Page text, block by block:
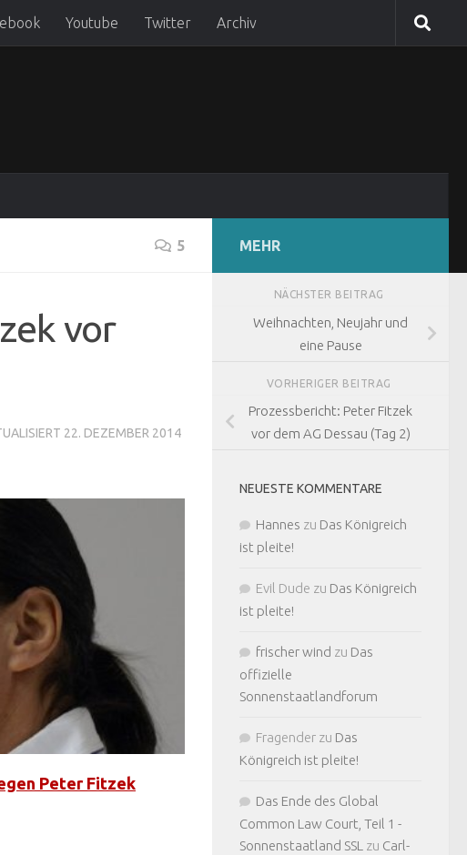
Youtube Twitter Archiv
5
vor
22. DEZEMBER 2014
Peter Fitzek
MEHR
NÄCHSTER BEITRAG
Weihnachten, Neujahr und
eine Pause
VORHERIGER BEITRAG
Prozessbericht: Peter Fitzek
vor dem AG Dessau (Tag 2)
NEUESTE KOMMENTARE
Hannes zu Das Königreich
ist pleite!
Evil Dude zu Das Königreich
ist pleite!
frischer wind zu Das
offizielle
Sonnenstaatlandforum
Fragender zu Das
Königreich ist pleite!
Das Ende des Global
Common Law Court, Teil 1 -
Sonnenstaatland SSL zu Carl-